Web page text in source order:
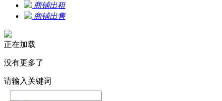
商铺出租
商铺出售
正在加载
没有更多了
请输入关键词